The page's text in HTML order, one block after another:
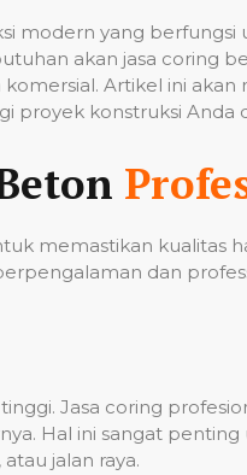
modern yang
akan jasa coring
Artikel ini
proyek konstruksi Anda
memastikan kualitas
dan
Jasa coring
Hal ini sangat
jalan raya.